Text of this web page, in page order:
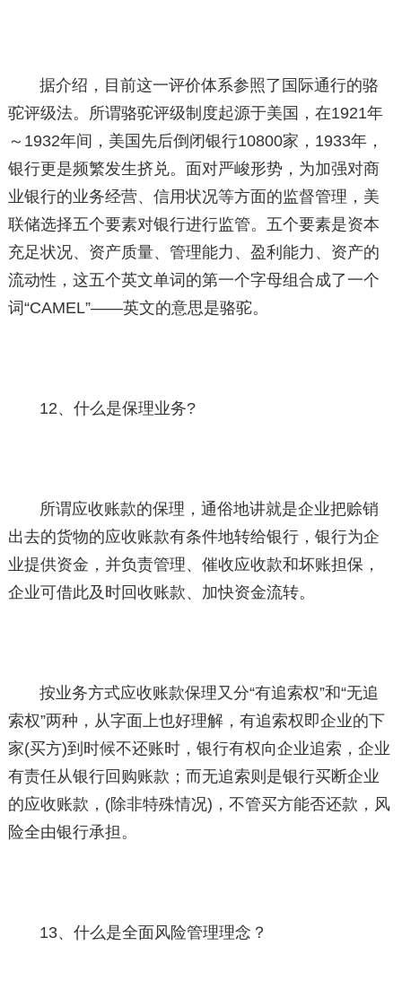
据介绍，目前这一评价体系参照了国际通行的骆
驼评级法。所谓骆驼评级制度起源于美国，在1921年
～1932年间，美国先后倒闭银行10800家，1933年，
银行更是频繁发生挤兑。面对严峻形势，为加强对商
业银行的业务经营、信用状况等方面的监督管理，美
联储选择五个要素对银行进行监管。五个要素是资本
充足状况、资产质量、管理能力、盈利能力、资产的
流动性，这五个英文单词的第一个字母组合成了一个
词“CAMEL”——英文的意思是骆驼。
12、什么是保理业务?
所谓应收账款的保理，通俗地讲就是企业把赊销
出去的货物的应收账款有条件地转给银行，银行为企
业提供资金，并负责管理、催收应收款和坏账担保，
企业可借此及时回收账款、加快资金流转。
按业务方式应收账款保理又分“有追索权”和“无追
索权”两种，从字面上也好理解，有追索权即企业的下
家(买方)到时候不还账时，银行有权向企业追索，企业
有责任从银行回购账款；而无追索则是银行买断企业
的应收账款，(除非特殊情况)，不管买方能否还款，风
险全由银行承担。
13、什么是全面风险管理理念？